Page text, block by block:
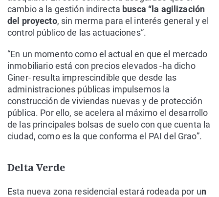
cambio a la gestión indirecta busca “la agilización
del proyecto, sin merma para el interés general y el
control público de las actuaciones”.
“En un momento como el actual en que el mercado
inmobiliario está con precios elevados -ha dicho
Giner- resulta imprescindible que desde las
administraciones públicas impulsemos la
construcción de viviendas nuevas y de protección
pública. Por ello, se acelera al máximo el desarrollo
de las principales bolsas de suelo con que cuenta la
ciudad, como es la que conforma el PAI del Grao”.
Delta Verde
Esta nueva zona residencial estará rodeada por un